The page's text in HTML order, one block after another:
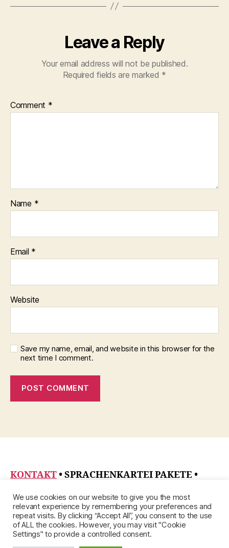
Leave a Reply
Your email address will not be published.
Required fields are marked *
Comment *
Name *
Email *
Website
Save my name, email, and website in this browser for the
next time I comment.
KONTAKT • SPRACHENKARTEI PAKETE •
IMPRESSUM
We use cookies on our website to give you the most
relevant experience by remembering your preferences and
repeat visits. By clicking “Accept All”, you consent to the use
of ALL the cookies. However, you may visit "Cookie
Settings" to provide a controlled consent.